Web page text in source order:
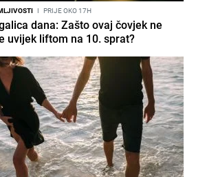
I PRIJE OKO 17H
dana: Zašto ovaj čovjek ne
uvijek liftom na 10. sprat?